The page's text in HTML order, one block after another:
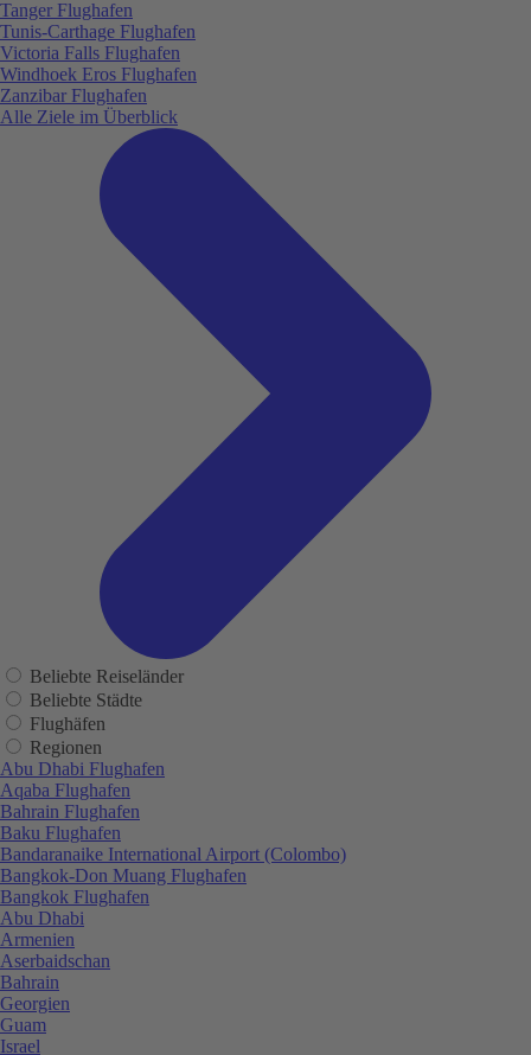
Tanger Flughafen
Tunis-Carthage Flughafen
Victoria Falls Flughafen
Windhoek Eros Flughafen
Zanzibar Flughafen
Alle Ziele im Überblick
Beliebte Reiseländer
Beliebte Städte
Flughäfen
Regionen
Abu Dhabi Flughafen
Aqaba Flughafen
Bahrain Flughafen
Baku Flughafen
Bandaranaike International Airport (Colombo)
Bangkok-Don Muang Flughafen
Bangkok Flughafen
Abu Dhabi
Armenien
Aserbaidschan
Bahrain
Georgien
Guam
Israel